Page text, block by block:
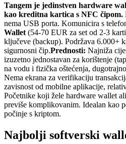
Tangem je jedinstven hardware
kao kreditna kartica s NFC čipom.
nema USB porta. Komunicira s
Wallet (54-70 EUR za set od 2-3
ključeve (backup). Podržava 6.000+
sigurnosni čip.Prednosti: Najnižа
izuzetno jednostavan za korištenje
na vodu i fizička oštećenja,
Nema ekrana za verifikaciju
zavisnost od mobilne aplikacije,
Početnike koji žele hardware wallet
previše komplikovanim. Idealan kao
počinje s kriptom.
Najbolji softverski